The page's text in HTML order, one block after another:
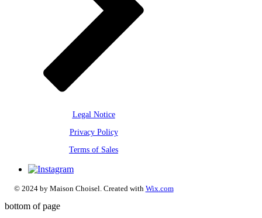
Legal Notice
Privacy Policy
Terms of Sales
© 2024 by Maison Choisel. Created with Wix.com
bottom of page